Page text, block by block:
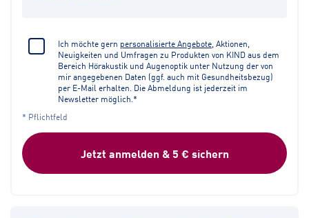
Ich möchte gern personalisierte Angebote , Aktionen,
Neuigkeiten und Umfragen zu Produkten von KIND aus dem
Bereich Hörakustik und Augenoptik unter Nutzung der von
mir angegebenen Daten (ggf. auch mit Gesundheitsbezug)
per E-Mail erhalten. Die Abmeldung ist jederzeit im
Newsletter möglich.*
* Pflichtfeld
Jetzt anmelden & 5 € sichern